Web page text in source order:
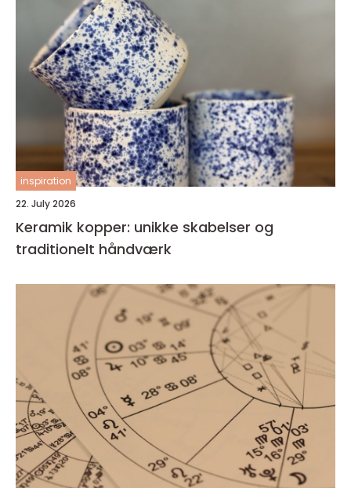
inspiration
22. July 2026
Keramik kopper: unikke skabelser og
traditionelt håndværk